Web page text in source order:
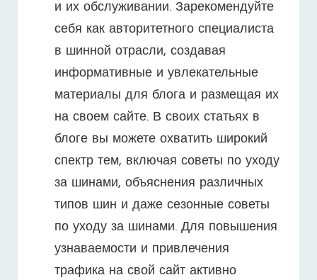
и их обслуживании. Зарекомендуйте
себя как авторитетного специалиста
в шинной отрасли, создавая
информативные и увлекательные
материалы для блога и размещая их
на своем сайте. В своих статьях в
блоге вы можете охватить широкий
спектр тем, включая советы по уходу
за шинами, объяснения различных
типов шин и даже сезонные советы
по уходу за шинами. Для повышения
узнаваемости и привлечения
трафика на свой сайт активно